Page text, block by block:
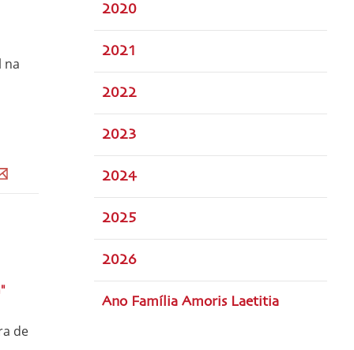
na
de
2020
2021
2022
2023
2024
2025
2026
Ano Família Amoris Laetitia